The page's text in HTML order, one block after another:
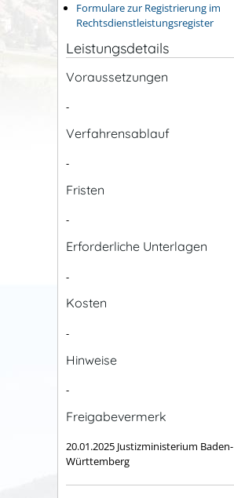
Formulare zur Registrierung im
Rechtsdienstleistungsregister
Leistungsdetails
Voraussetzungen
-
Verfahrensablauf
-
Fristen
-
Erforderliche Unterlagen
-
Kosten
-
Hinweise
-
Freigabevermerk
20.01.2025 Justizministerium Baden-
Württemberg